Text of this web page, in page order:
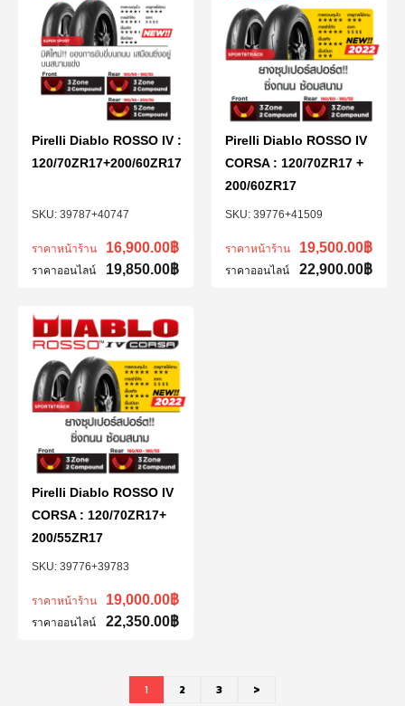
39787+40747
Pirelli Diablo ROSSO IV :
120/70ZR17+200/60ZR17
ราคาหน้าร้าน 16,900.00฿
ราคาออนไลน์ 19,850.00฿
39776+41509
Pirelli Diablo ROSSO IV
CORSA : 120/70ZR17 +
200/60ZR17
ราคาหน้าร้าน 19,500.00฿
ราคาออนไลน์ 22,900.00฿
39776+39783
Pirelli Diablo ROSSO IV
CORSA : 120/70ZR17+
200/55ZR17
ราคาหน้าร้าน 19,000.00฿
ราคาออนไลน์ 22,350.00฿
1 2 3 >